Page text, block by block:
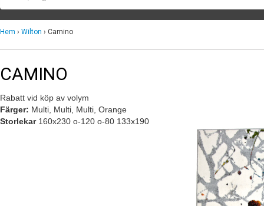
Hem › Wilton › Camino
CAMINO
Rabatt vid köp av volym
Färger: Multi, Multi, Multi, Orange
Storlekar160x230 o-120 o-80 133x190